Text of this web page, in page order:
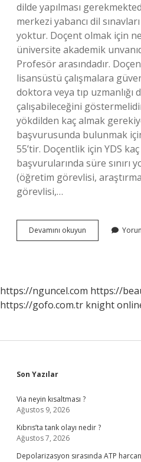
dilde yapılması
merkezi yabancı dil
yoktur. Doçent olmak için
üniversite akademik
Profesör arasındadır.
lisansüstü çalışmalara
doktora veya tıp uzmanlığı
çalışabileceğini
yökdilden kaç almak
başvurusunda bulunmak
55’tir. Doçentlik için YDS
başvurularında süre sınırı
(öğretim görevlisi,
görevlisi,…
Devamını okuyun
Olmak
Mı
https://nguncel.com https://
https://gofo.com.tr knight
Sidebar
Son Yazılar
Via neyin kısaltması ?
Ağustos 9, 2026
Kıbrıs’ta tank olayı nedir ?
Ağustos 7, 2026
Depolarizasyon sırasında ATP